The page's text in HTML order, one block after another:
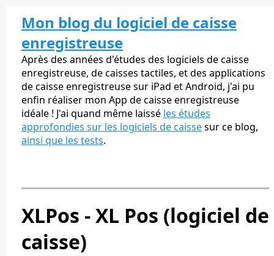
Mon blog du logiciel de caisse
enregistreuse
Après des années d'études des logiciels de caisse
enregistreuse, de caisses tactiles, et des applications
de caisse enregistreuse sur iPad et Android, j'ai pu
enfin réaliser mon App de caisse enregistreuse
idéale ! J'ai quand même laissé les études
approfondies sur les logiciels de caissesur ce blog,
ainsi que les tests.
XLPos - XL Pos (logiciel de
caisse)